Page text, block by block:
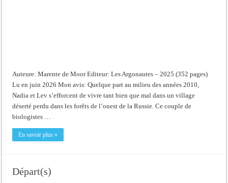
Auteure: Marente de Moor Editeur: Les Argonautes – 2025 (352 pages)
Lu en juin 2026 Mon avis: Quelque part au milieu des années 2010,
Nadia et Lev s’efforcent de vivre tant bien que mal dans un village
déserté perdu dans les forêts de l’ouest de la Russie. Ce couple de
biologistes …
En savoir plus »
Départ(s)